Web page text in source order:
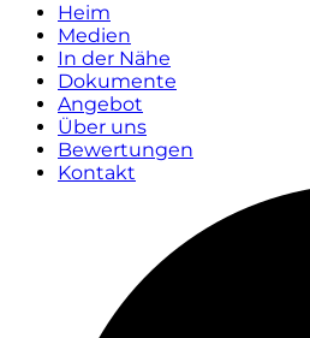
Heim
Medien
In der Nähe
Dokumente
Angebot
Über uns
Bewertungen
Kontakt